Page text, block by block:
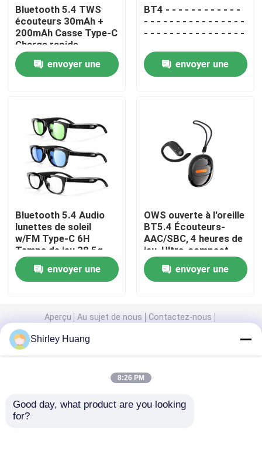
Contrôle de la qualité
Nous contacter
Les affaires
Demandez un devis
Clavier et souris d'ordinateur de câble
Casque de câble d'ordinateur
Haut-parleur de câble d'ordinateur
Caisse d'ordinateur
Écouteur d'écouteur de Bluetooth
haut-parleurs Bluetooth
Bluetooth 5.4 TWS
écouteurs 30mAh +
200mAh Casse Type-C
Charge rapide
envoyer une
BT4 - - - - - - - - - - - -
- - - - - - - - - - - - - - - -
- - - - - - - - - - - - - - - -
- - - - - - - - - - - - - - - -
- - - - - - - - - - - - - - - -
- - - - - - -
envoyer une
Bluetooth 5.4 Audio
lunettes de soleil
w/FM Type-C 6H
Temps de jeu 38,5g
Léger Multicolore
envoyer une
OWS ouverte à l'oreille
BT5.4 Écouteurs-
AAC/SBC, 4 heures de
jeu, Ultra-compact
27.5mm
envoyer une
Aperçu Au sujet de nous
Contactez-nous
Plan du site
Usine De Chine.Copyright © 2026 Anhui Arts &
Shirley Huang
8:26 PM
Good day, what product are you looking
for?